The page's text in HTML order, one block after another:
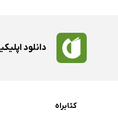
دانلود
کتابراه